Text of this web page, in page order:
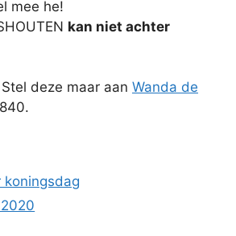
mee he!
kan niet achter
deze maar aan Wanda de
koningsdag